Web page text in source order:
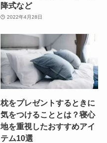
降式など
2022年4月28日
枕をプレゼントするときに
気をつけることとは？寝心
地を重視したおすすめアイ
テム10選